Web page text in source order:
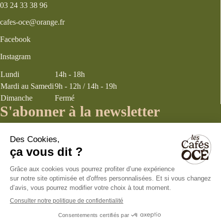
03 24 33 38 96
cafes-oce@orange.fr
Facebook
Instagram
Lundi
14h - 18h
Mardi au Samedi9h - 12h / 14h - 19h
Dimanche
Fermé
S'abonner à la newsletter
J’accepte les
énoncés dans la page politique de
confidentialité concernant la collecte d’informations